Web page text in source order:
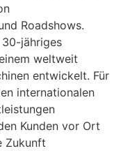
Roadshows.
jähriges
weltweit
entwickelt. Für
internationalen
Kunden vor Ort
Zukunft